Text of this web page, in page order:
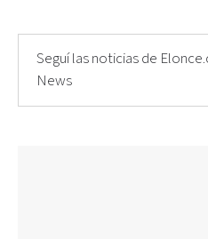
Seguí las noticias de
News